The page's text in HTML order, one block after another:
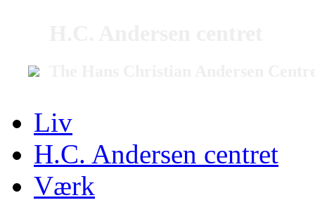
Liv
H.C. Andersen centret
Værk